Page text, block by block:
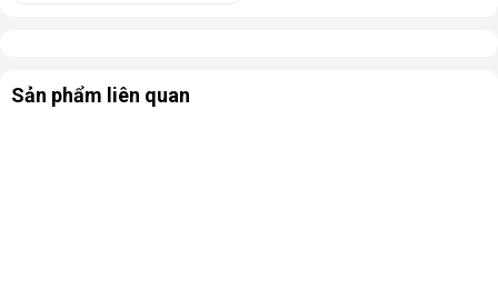
Sản phẩm liên quan